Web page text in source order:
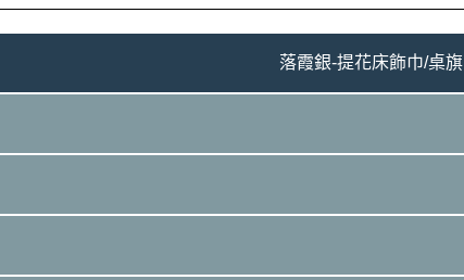
落霞銀-提花床飾巾/桌旗